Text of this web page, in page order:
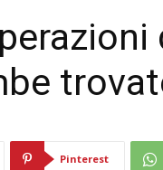
Pinterest